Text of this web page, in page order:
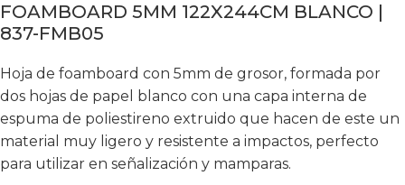
FOAMBOARD 5MM 122X244CM BLANCO |
837-FMB05
Hoja de foamboard con 5mm de grosor, formada por
dos hojas de papel blanco con una capa interna de
espuma de poliestireno extruido que hacen de este un
material muy ligero y resistente a impactos, perfecto
para utilizar en señalización y mamparas.